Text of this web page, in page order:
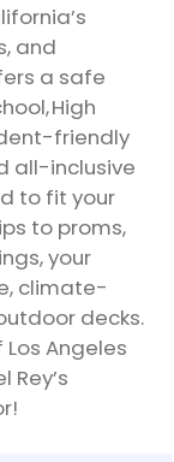
and
a safe
High
friendly
all-inclusive
to fit your
to proms,
your
climate-
decks.
Angeles